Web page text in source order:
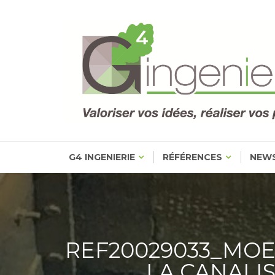
G4 INGENIERIE RÉFÉRENCES